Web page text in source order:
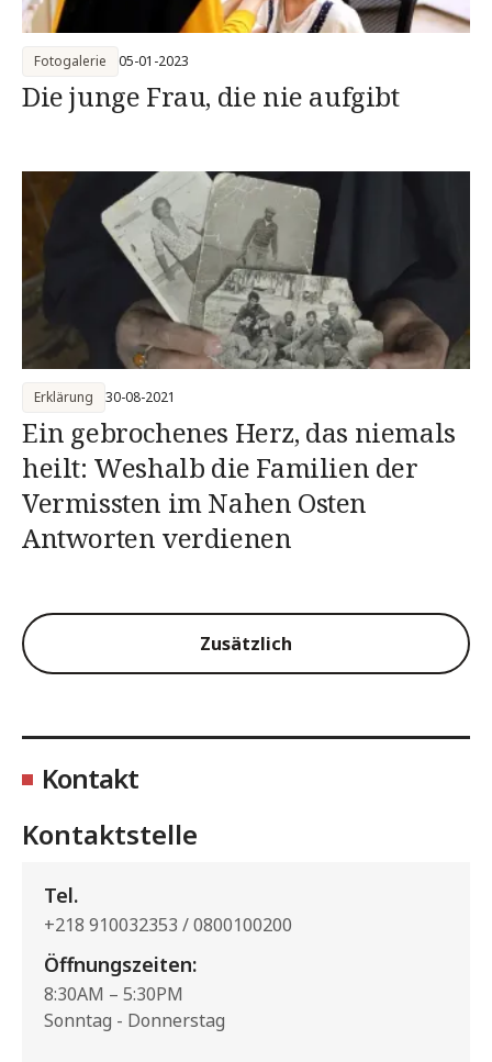
Die junge Frau, die nie aufgibt
Fotogalerie 05-01-2023
Ein gebrochenes Herz, das niemals
heilt: Weshalb die Familien der
Vermissten im Nahen Osten
Antworten verdienen
Erklärung 30-08-2021
Zusätzlich
Kontakt
Kontaktstelle
Tel.
+218 910032353 / 0800100200
Öffnungszeiten:
8:30AM – 5:30PM
Sonntag - Donnerstag